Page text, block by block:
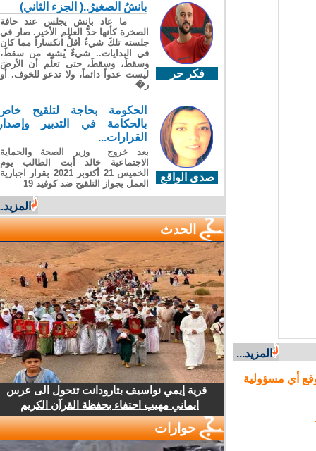
المزيد...
أي مسؤولية
فكر حر
بانشُ الصغيرُ..( الجزء الثاني)
ما عاد بانش يجلس عند حافة
الصخرة كأنها حدُّ العالم الأخير. صار في
جلسته تلكَ شيءٌ أقلُّ انكساراً مما كان
في البدايات.. شيءٌ يُشبِه من سقطَ،
وسقطَ، وسقطَ، حتى تعلّم أن الأرضَ
ليست عدواً دائماً، ولا تدعو للخوف. أو
ر�
صدى الواقع
الحكومة بحاجة لتلقيح خاص
بالحكامة في التدبير وإصدار
القرارات...
بعد خروج وزير الصحة والحماية
الاجتماعية خالد أبت الطالب يوم
الخميس 21 أكتوبر 2021 بقرار اجبارية
العمل بجواز التلقيح ضد كوفيد 19
المزيد...
الحدث
قرية إيمي نواسيف بتارودانت تتحول الى عرس
ايماني مهيب احتفاء بحفظة القرآن الكريم
حوارات